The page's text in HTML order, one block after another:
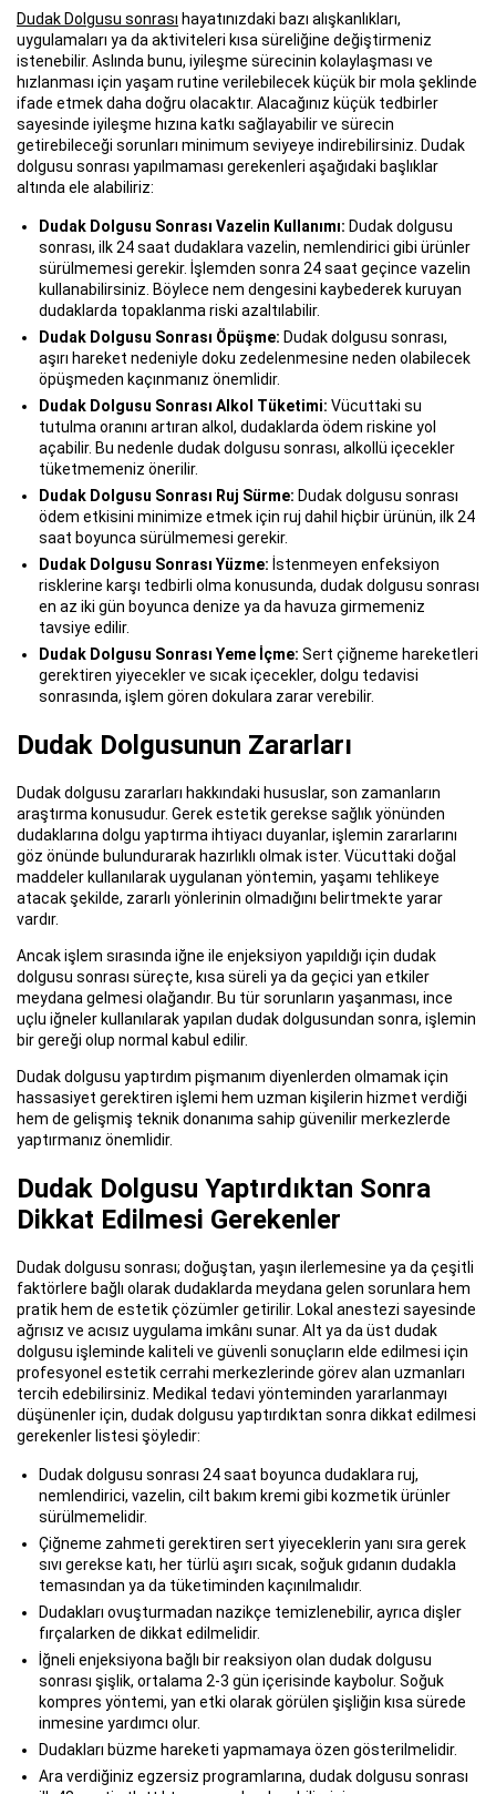
Dudak Dolgusu sonrası hayatınızdaki bazı alışkanlıkları,
uygulamaları ya da aktiviteleri kısa süreliğine değiştirmeniz
istenebilir. Aslında bunu, iyileşme sürecinin kolaylaşması ve
hızlanması için yaşam rutine verilebilecek küçük bir mola şeklinde
ifade etmek daha doğru olacaktır. Alacağınız küçük tedbirler
sayesinde iyileşme hızına katkı sağlayabilir ve sürecin
getirebileceği sorunları minimum seviyeye indirebilirsiniz. Dudak
dolgusu sonrası yapılmaması gerekenleri aşağıdaki başlıklar
altında ele alabiliriz:
Dudak Dolgusu Sonrası Vazelin Kullanımı: Dudak dolgusu
sonrası, ilk 24 saat dudaklara vazelin, nemlendirici gibi ürünler
sürülmemesi gerekir. İşlemden sonra 24 saat geçince vazelin
kullanabilirsiniz. Böylece nem dengesini kaybederek kuruyan
dudaklarda topaklanma riski azaltılabilir.
Dudak Dolgusu Sonrası Öpüşme: Dudak dolgusu sonrası,
aşırı hareket nedeniyle doku zedelenmesine neden olabilecek
öpüşmeden kaçınmanız önemlidir.
Dudak Dolgusu Sonrası Alkol Tüketimi: Vücuttaki su
tutulma oranını artıran alkol, dudaklarda ödem riskine yol
açabilir. Bu nedenle dudak dolgusu sonrası, alkollü içecekler
tüketmemeniz önerilir.
Dudak Dolgusu Sonrası Ruj Sürme: Dudak dolgusu sonrası
ödem etkisini minimize etmek için ruj dahil hiçbir ürünün, ilk 24
saat boyunca sürülmemesi gerekir.
Dudak Dolgusu Sonrası Yüzme: İstenmeyen enfeksiyon
risklerine karşı tedbirli olma konusunda, dudak dolgusu sonrası
en az iki gün boyunca denize ya da havuza girmemeniz
tavsiye edilir.
Dudak Dolgusu Sonrası Yeme İçme: Sert çiğneme hareketleri
gerektiren yiyecekler ve sıcak içecekler, dolgu tedavisi
sonrasında, işlem gören dokulara zarar verebilir.
Dudak Dolgusunun Zararları
Dudak dolgusu zararları hakkındaki hususlar, son zamanların
araştırma konusudur. Gerek estetik gerekse sağlık yönünden
dudaklarına dolgu yaptırma ihtiyacı duyanlar, işlemin zararlarını
göz önünde bulundurarak hazırlıklı olmak ister. Vücuttaki doğal
maddeler kullanılarak uygulanan yöntemin, yaşamı tehlikeye
atacak şekilde, zararlı yönlerinin olmadığını belirtmekte yarar
vardır.
Ancak işlem sırasında iğne ile enjeksiyon yapıldığı için dudak
dolgusu sonrası süreçte, kısa süreli ya da geçici yan etkiler
meydana gelmesi olağandır. Bu tür sorunların yaşanması, ince
uçlu iğneler kullanılarak yapılan dudak dolgusundan sonra, işlemin
bir gereği olup normal kabul edilir.
Dudak dolgusu yaptırdım pişmanım diyenlerden olmamak için
hassasiyet gerektiren işlemi hem uzman kişilerin hizmet verdiği
hem de gelişmiş teknik donanıma sahip güvenilir merkezlerde
yaptırmanız önemlidir.
Dudak Dolgusu Yaptırdıktan Sonra
Dikkat Edilmesi Gerekenler
Dudak dolgusu sonrası; doğuştan, yaşın ilerlemesine ya da çeşitli
faktörlere bağlı olarak dudaklarda meydana gelen sorunlara hem
pratik hem de estetik çözümler getirilir. Lokal anestezi sayesinde
ağrısız ve acısız uygulama imkânı sunar. Alt ya da üst dudak
dolgusu işleminde kaliteli ve güvenli sonuçların elde edilmesi için
profesyonel estetik cerrahi merkezlerinde görev alan uzmanları
tercih edebilirsiniz. Medikal tedavi yönteminden yararlanmayı
düşünenler için, dudak dolgusu yaptırdıktan sonra dikkat edilmesi
gerekenler listesi şöyledir:
Dudak dolgusu sonrası 24 saat boyunca dudaklara ruj,
nemlendirici, vazelin, cilt bakım kremi gibi kozmetik ürünler
sürülmemelidir.
Çiğneme zahmeti gerektiren sert yiyeceklerin yanı sıra gerek
sıvı gerekse katı, her türlü aşırı sıcak, soğuk gıdanın dudakla
temasından ya da tüketiminden kaçınılmalıdır.
Dudakları ovuşturmadan nazikçe temizlenebilir, ayrıca dişler
fırçalarken de dikkat edilmelidir.
İğneli enjeksiyona bağlı bir reaksiyon olan dudak dolgusu
sonrası şişlik, ortalama 2-3 gün içerisinde kaybolur. Soğuk
kompres yöntemi, yan etki olarak görülen şişliğin kısa sürede
inmesine yardımcı olur.
Dudakları büzme hareketi yapmamaya özen gösterilmelidir.
Ara verdiğiniz egzersiz programlarına, dudak dolgusu sonrası